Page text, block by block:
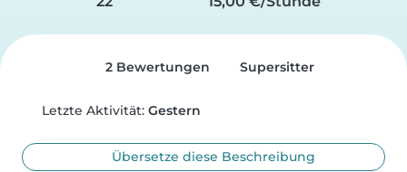
2 Bewertungen Supersitter
Letzte Aktivität: Gestern
Übersetze diese Beschreibung